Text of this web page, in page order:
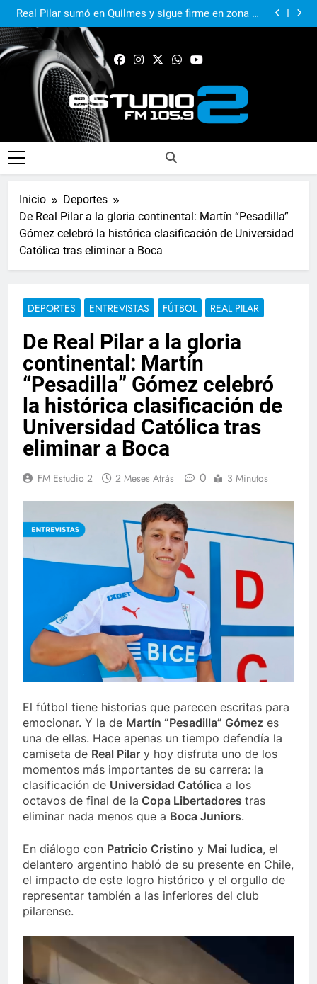
e identidad
Real Pilar sumó en Quilmes y sigue firme en zona de
Reducido
Murió Jorge Messi, el papá del 10 de la selección
El Municipio acompañó al Centro Papa Francisco en
El Municipio sigue apoyando los espacios de cultura
Real Pilar sumó en Quilmes y sigue firme en zona de
Murió Jorge Messi, el papá del 10 de la selección
argentina
FM Estudio 2
Inicio
Deportes
De Real Pilar a la gloria continental: Martín “Pesadilla”
Gómez celebró la histórica clasificación de Universidad
Católica tras eliminar a Boca
DEPORTES ENTREVISTAS FÚTBOL REAL PILAR
De Real Pilar a la gloria
continental: Martín
“Pesadilla” Gómez celebró
la histórica clasificación de
Universidad Católica tras
eliminar a Boca
FM Estudio 2 2 Meses Atrás 0 3 Minutos
El fútbol tiene historias que parecen escritas para
emocionar. Y la de Martín “Pesadilla” Gómez es
una de ellas. Hace apenas un tiempo defendía la
camiseta de Real Pilar y hoy disfruta uno de los
momentos más importantes de su carrera: la
clasificación de Universidad Católica a los
octavos de final de la Copa Libertadores tras
eliminar nada menos que a Boca Juniors.
En diálogo con Patricio Cristino y Mai Iudica, el
delantero argentino habló de su presente en Chile,
el impacto de este logro histórico y el orgullo de
representar también a las inferiores del club
pilarense.